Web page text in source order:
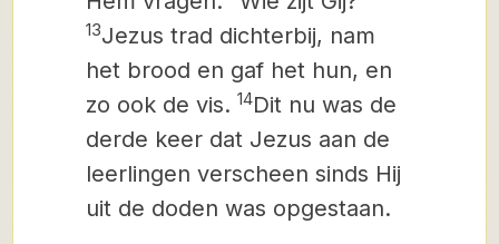
13Jezus trad dichterbij, nam
het brood en gaf het hun, en
zo ook de vis. 14Dit nu was de
derde keer dat Jezus aan de
leerlingen verscheen sinds Hij
uit de doden was opgestaan.